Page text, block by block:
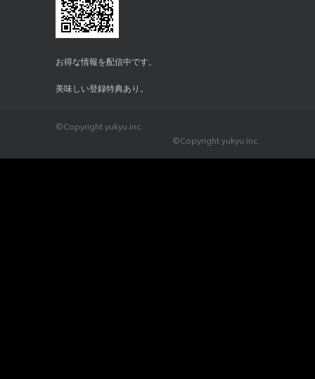
お得な情報を配信中です。
美味しい登録特典あり。
©Copyright yukyu.inc.
©Copyright yukyu.inc.